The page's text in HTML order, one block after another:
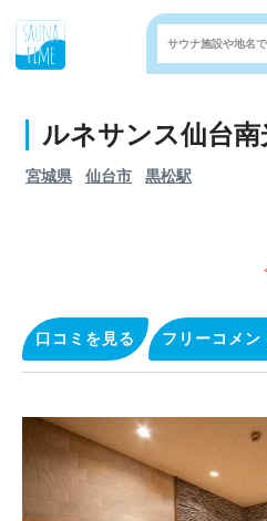
ルネサンス仙台南
宮城県 仙台市 黒松駅
口コミを見る フリーコメン